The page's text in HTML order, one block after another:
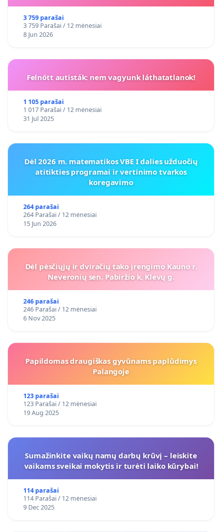
3 759 parašai
3 759 Parašai / 12 mėnesiai
8 Jun 2026
Felnőtt autisták: nem vagyunk láthatatlanok!
1 105 parašai
1 017 Parašai / 12 mėnesiai
31 Jul 2025
Dėl 2026 m. matematikos VBE I dalies užduočių
atitikties programai ir vertinimo tvarkos
koregavimo
264 parašai
264 Parašai / 12 mėnesiai
15 Jun 2026
Dėl pėsčiųjų ir dviračių tako įrengimo Kauno r.
Neveronių sen. Pabiržio k. Klevų g.
246 parašai
246 Parašai / 12 mėnesiai
6 Nov 2025
Papildomas draugiškas gyvūnams paplūdimys
Palangoje
123 parašai
123 Parašai / 12 mėnesiai
19 Aug 2025
Sumažinkite vaikų namų darbų krūvį – leiskite
vaikams sveikai mokytis ir turėti laiko kūrybai!
114 parašai
114 Parašai / 12 mėnesiai
9 Dec 2025